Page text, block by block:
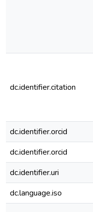
dc.identifier.citation
dc.identifier.orcid
dc.identifier.orcid
dc.identifier.uri
dc.language.iso